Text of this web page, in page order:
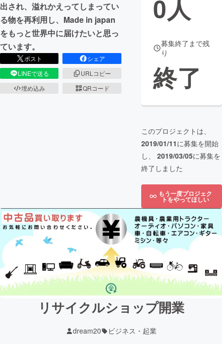
まちづくり・地域活性化
CAMPFIRE for Social Good
CAMPFIRE Creation
CAMPFIREふるさと納税machi-ya コミュニティ
出され、溢れかえってしまってい
る物を再利用し、Made in japan
をもっと世界中に届けたいと思っ
ています。
ポスト
シェア
LINEで送る
URLコピー
埋め込み
QRコード
0人
募集終了まで残
り
終了
このプロジェクトは、
2019/01/11に募集を開始
し、 2019/03/05に募集を
終了しました
もう一度プロジェク
トをやってほしい
リサイクルショップ開業
dream20 ビジネス・起業